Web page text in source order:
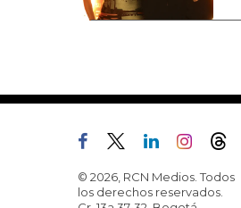
© 2026, RCN Medios. Todos
los derechos reservados.